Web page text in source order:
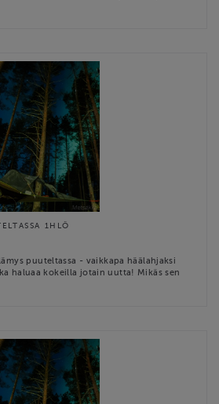
1HLÖ
puuteltassa - vaikkapa häälahjaksi
haluaa kokeilla jotain uutta! Mikäs sen